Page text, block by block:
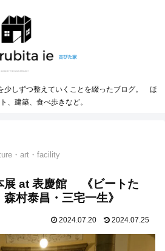
少しずつ整えていくことを綴ったブログ。 ほ
、建築、食べ歩きなど。
・art・facility
展 at 表慶館 《ビートた
村泰昌・三宅一生》
2024.07.20 2024.07.25